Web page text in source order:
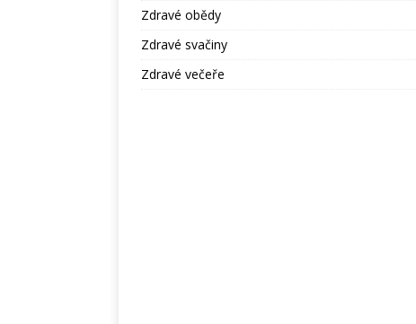
Zdravé obědy
Zdravé svačiny
Zdravé večeře